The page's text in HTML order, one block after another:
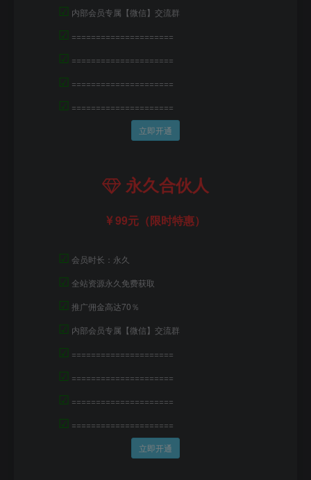
☑ 内部会员专属【微信】交流群
☑ =====================
☑ =====================
☑ =====================
☑ =====================
立即开通
永久合伙人
99元（限时特惠）
☑ 会员时长：永久
☑ 全站资源永久免费获取
☑ 推广佣金高达70％
☑ 内部会员专属【微信】交流群
☑ =====================
☑ =====================
☑ =====================
☑ =====================
立即开通